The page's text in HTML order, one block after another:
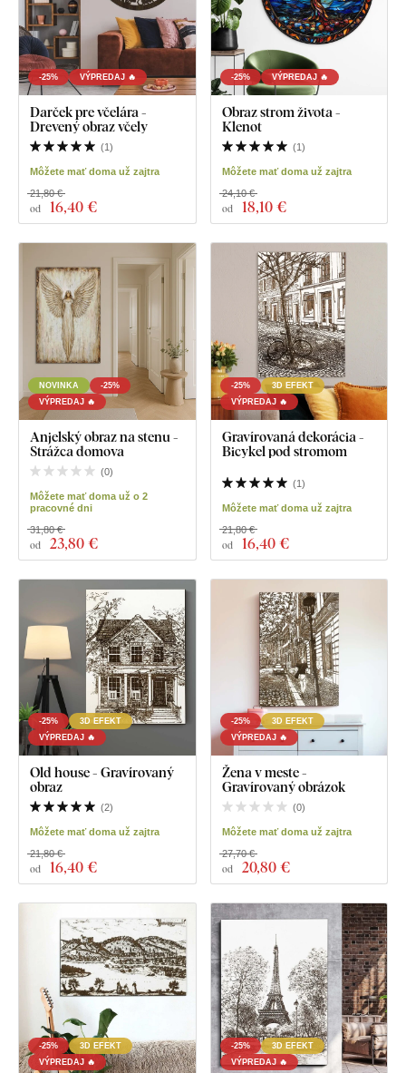
-25% VÝPREDAJ 🔥
Darček pre včelára -
Drevený obraz včely
(1)
Môžete mať doma už zajtra
od 16,40 €
21,80 €
-25% VÝPREDAJ 🔥
Obraz strom života -
Klenot
(1)
Môžete mať doma už zajtra
od 18,10 €
24,10 €
NOVINKA
-25%
VÝPREDAJ 🔥
Anjelský obraz na stenu -
Strážca domova
(0)
Môžete mať doma už o 2
pracovné dni
od 23,80 €
31,80 €
-25%
3D EFEKT
VÝPREDAJ 🔥
Gravírovaná dekorácia -
Bicykel pod stromom
(1)
Môžete mať doma už zajtra
od 16,40 €
21,80 €
-25%
3D EFEKT
VÝPREDAJ 🔥
Old house - Gravírovaný
obraz
(2)
Môžete mať doma už zajtra
od 16,40 €
21,80 €
-25%
3D EFEKT
VÝPREDAJ 🔥
Žena v meste -
Gravírovaný obrázok
(0)
Môžete mať doma už zajtra
od 20,80 €
27,70 €
-25%
3D EFEKT
VÝPREDAJ 🔥
-25%
3D EFEKT
VÝPREDAJ 🔥